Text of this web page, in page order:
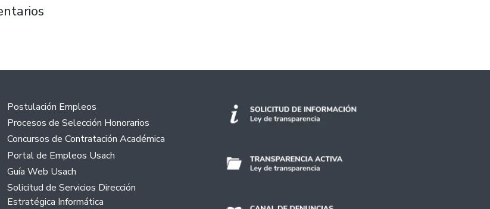
vez a La Cisterna en un didáctico concierto familiar
Postulación Empleos
Procesos de Selección Honorarios
Concursos de Contratación Académica
Portal de Empleos Usach
Guía Web Usach
Solicitud de Servicios Dirección
Estratégica Informática